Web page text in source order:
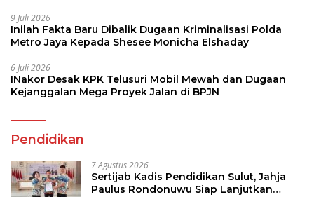
9 Juli 2026
Inilah Fakta Baru Dibalik Dugaan Kriminalisasi Polda
Metro Jaya Kepada Shesee Monicha Elshaday
6 Juli 2026
INakor Desak KPK Telusuri Mobil Mewah dan Dugaan
Kejanggalan Mega Proyek Jalan di BPJN
Pendidikan
7 Agustus 2026
Sertijab Kadis Pendidikan Sulut, Jahja
Paulus Rondonuwu Siap Lanjutkan